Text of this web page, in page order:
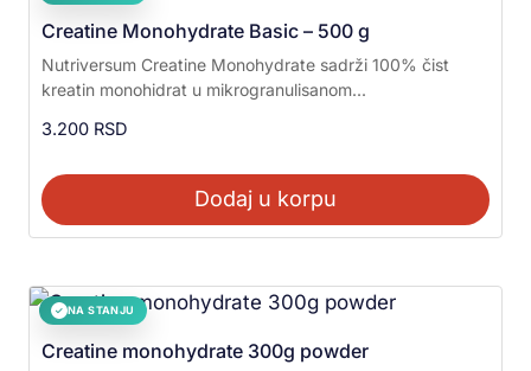
Creatine Monohydrate Basic – 500 g
Nutriversum Creatine Monohydrate sadrži 100% čist
kreatin monohidrat u mikrogranulisanom...
3.200 RSD
Dodaj u korpu
✓ NA STANJU
Creatine monohydrate 300g powder